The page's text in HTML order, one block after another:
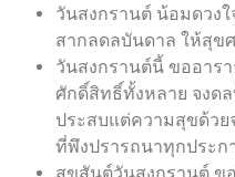
วันสงกรานต์ น้อมดวง
สากลดลบันดาล ให้สุข
วันสงกรานต์นี้ ขออาร
ศักดิ์สิทธิ์ทั้งหลาย จงด
ประสบแต่ความสุขด้ว
ที่พึงปรารถนาทุกประก